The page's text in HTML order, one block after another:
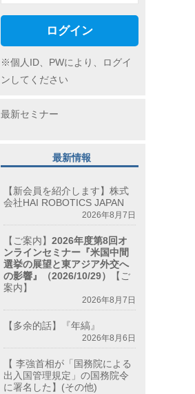
ログイン
※個人ID、PWにより、ログイ
ンしてください
最新セミナー
最新情報
【新会員を紹介します】株式
会社HAI ROBOTICS JAPAN
2026年8月7日
【ご案内】2026年度第8回オ
ンラインセミナー『米国中間
選挙の展望と東アジア外交へ
の影響』（2026/10/29）
【ご
案内】
2026年8月7日
【多余的話】『年縞』
2026年8月6日
【 李強首相が「国務院による
出入国管理規定」の国務院令
に署名した】(その他)